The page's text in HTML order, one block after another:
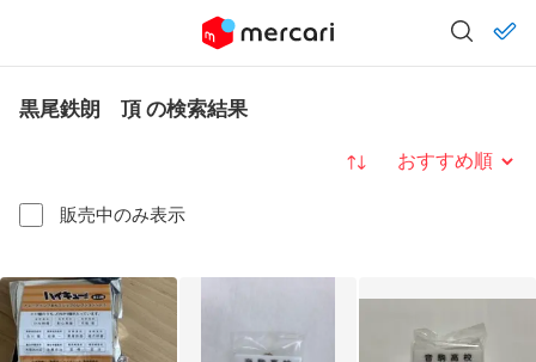
黒尾鉄朗 頂 の検索結果
販売中のみ表示
並び替え